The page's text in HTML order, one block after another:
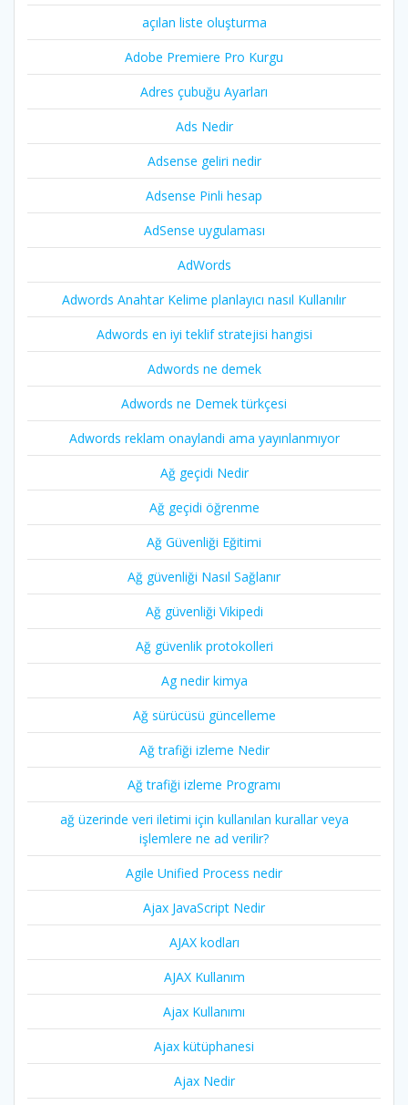
açılan liste oluşturma
Adobe Premiere Pro Kurgu
Adres çubuğu Ayarları
Ads Nedir
Adsense geliri nedir
Adsense Pinli hesap
AdSense uygulaması
AdWords
Adwords Anahtar Kelime planlayıcı nasıl Kullanılır
Adwords en iyi teklif stratejisi hangisi
Adwords ne demek
Adwords ne Demek türkçesi
Adwords reklam onaylandi ama yayınlanmıyor
Ağ geçidi Nedir
Ağ geçidi öğrenme
Ağ Güvenliği Eğitimi
Ağ güvenliği Nasıl Sağlanır
Ağ güvenliği Vikipedi
Ağ güvenlik protokolleri
Ag nedir kimya
Ağ sürücüsü güncelleme
Ağ trafiği izleme Nedir
Ağ trafiği izleme Programı
ağ üzerinde veri iletimi için kullanılan kurallar veya
işlemlere ne ad verilir?
Agile Unified Process nedir
Ajax JavaScript Nedir
AJAX kodları
AJAX Kullanım
Ajax Kullanımı
Ajax kütüphanesi
Ajax Nedir